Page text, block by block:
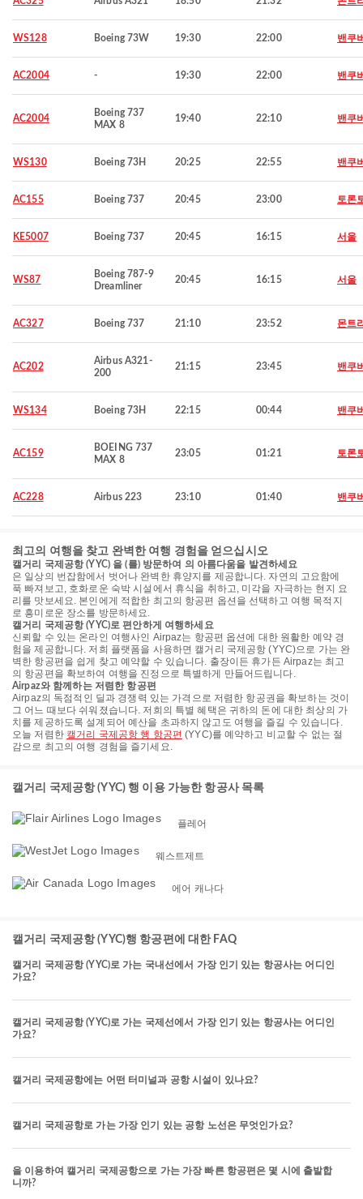
WS128 Boeing 73W 19:30 22:00 밴쿠
AC2004 - 19:30 22:00 밴쿠
AC2004
Boeing 737
MAX 8
19:40 22:10 밴쿠
WS130 Boeing 73H 20:25 22:55 밴쿠
AC155 Boeing 737 20:45 23:00 토론
KE5007 Boeing 737 20:45 16:15 서울
WS87
Boeing 787-9
Dreamliner
20:45 16:15 서울
AC327 Boeing 737 21:10 23:52 몬트
AC202
Airbus A321-
200
21:15 23:45 밴쿠
WS134 Boeing 73H 22:15 00:44 밴쿠
AC159
BOEING 737
MAX 8
23:05 01:21 토론
AC228 Airbus 223 23:10 01:40 밴쿠
최고의 여행을 찾고 완벽한 여행 경험을 얻으십시오
캘거리 국제공항 (YYC) 을 (를) 방문하여 의 아름다움을 발견하세요
은 일상의 번잡함에서 벗어나 완벽한 휴양지를 제공합니다. 자연의 고요함에
푹 빠져보고, 호화로운 숙박 시설에서 휴식을 취하고, 미각을 자극하는 현지 요
리를 맛보세요. 본인에게 적합한 최고의 항공편 옵션을 선택하고 여행 목적지
로 흥미로운 장소를 방문하세요.
캘거리 국제공항 (YYC)로 편안하게 여행하세요
신뢰할 수 있는 온라인 여행사인 Airpaz는 항공편 옵션에 대한 원활한 예약 경
험을 제공합니다. 저희 플랫폼을 사용하면 캘거리 국제공항 (YYC)으로 가는 완
벽한 항공편을 쉽게 찾고 예약할 수 있습니다. 출장이든 휴가든 Airpaz는 최고
의 항공편을 확보하여 여행을 진정으로 특별하게 만들어드립니다.
Airpaz와 함께하는 저렴한 항공편
Airpaz의 독점적인 딜과 경쟁력 있는 가격으로 저렴한 항공권을 확보하는 것이
그 어느 때보다 쉬워졌습니다. 저희의 특별 혜택은 귀하의 돈에 대한 최상의 가
치를 제공하도록 설계되어 예산을 초과하지 않고도 여행을 즐길 수 있습니다.
오늘 저렴한 캘거리 국제공항 행 항공편 (YYC)를 예약하고 비교할 수 없는 절
감으로 최고의 여행 경험을 즐기세요.
캘거리 국제공항 (YYC) 행 이용 가능한 항공사 목록
플레어
웨스트제트
에어 캐나다
캘거리 국제공항 (YYC)행 항공편에 대한 FAQ
캘거리 국제공항 (YYC)로 가는 국내선에서 가장 인기 있는 항공사는 어디인
가요?
캘거리 국제공항 (YYC)로 가는 국제선에서 가장 인기 있는 항공사는 어디인
가요?
캘거리 국제공항에는 어떤 터미널과 공항 시설이 있나요?
캘거리 국제공항로 가는 가장 인기 있는 공항 노선은 무엇인가요?
을 이용하여 캘거리 국제공항으로 가는 가장 빠른 항공편은 몇 시에 출발합
니까?